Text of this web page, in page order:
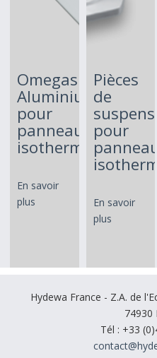
Omegas
Aluminium
pour
panneaux
isothermes
En savoir
plus
Pièces
de
pour
panneaux
En savoir
plus
Hydewa France - Z.A. de
74930
Tél : +33